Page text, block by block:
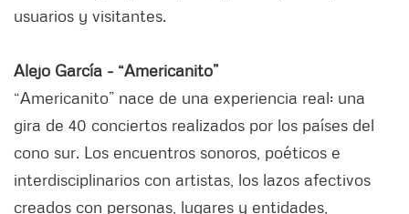
usuarios y visitantes.
Alejo García - “Americanito”
“Americanito” nace de una experiencia real: una
gira de 40 conciertos realizados por los países del
cono sur. Los encuentros sonoros, poéticos e
interdisciplinarios con artistas, los lazos afectivos
creados con personas, lugares y entidades,